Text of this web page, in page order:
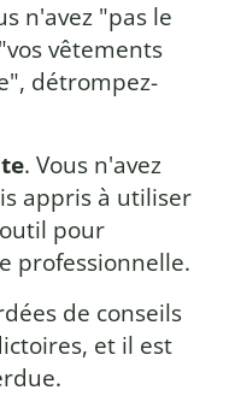
n'avez "pas le
vêtements
détrompez-
. Vous n'avez
appris à utiliser
pour
professionnelle.
de conseils
et il est